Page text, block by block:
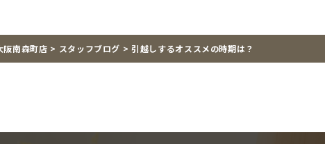
阪南森町店 > スタッフブログ >引越しするオススメの時期は？